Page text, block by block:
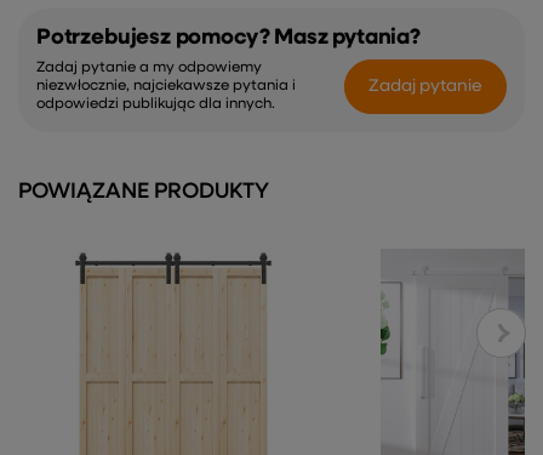
Potrzebujesz pomocy? Masz pytania?
Zadaj pytanie a my odpowiemy
niezwłocznie, najciekawsze pytania i
odpowiedzi publikując dla innych.
Zadaj pytanie
POWIĄZANE PRODUKTY